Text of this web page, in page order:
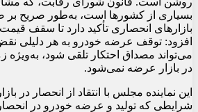
در بازار عرضه نمی‌شود.